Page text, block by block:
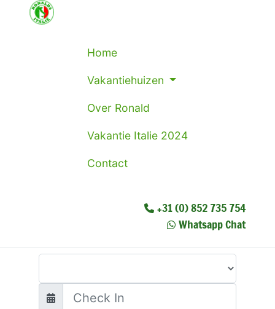
Home
Vakantiehuizen
Over Ronald
Vakantie Italie 2024
Contact
+31 (0) 852 735 754
Whatsapp Chat